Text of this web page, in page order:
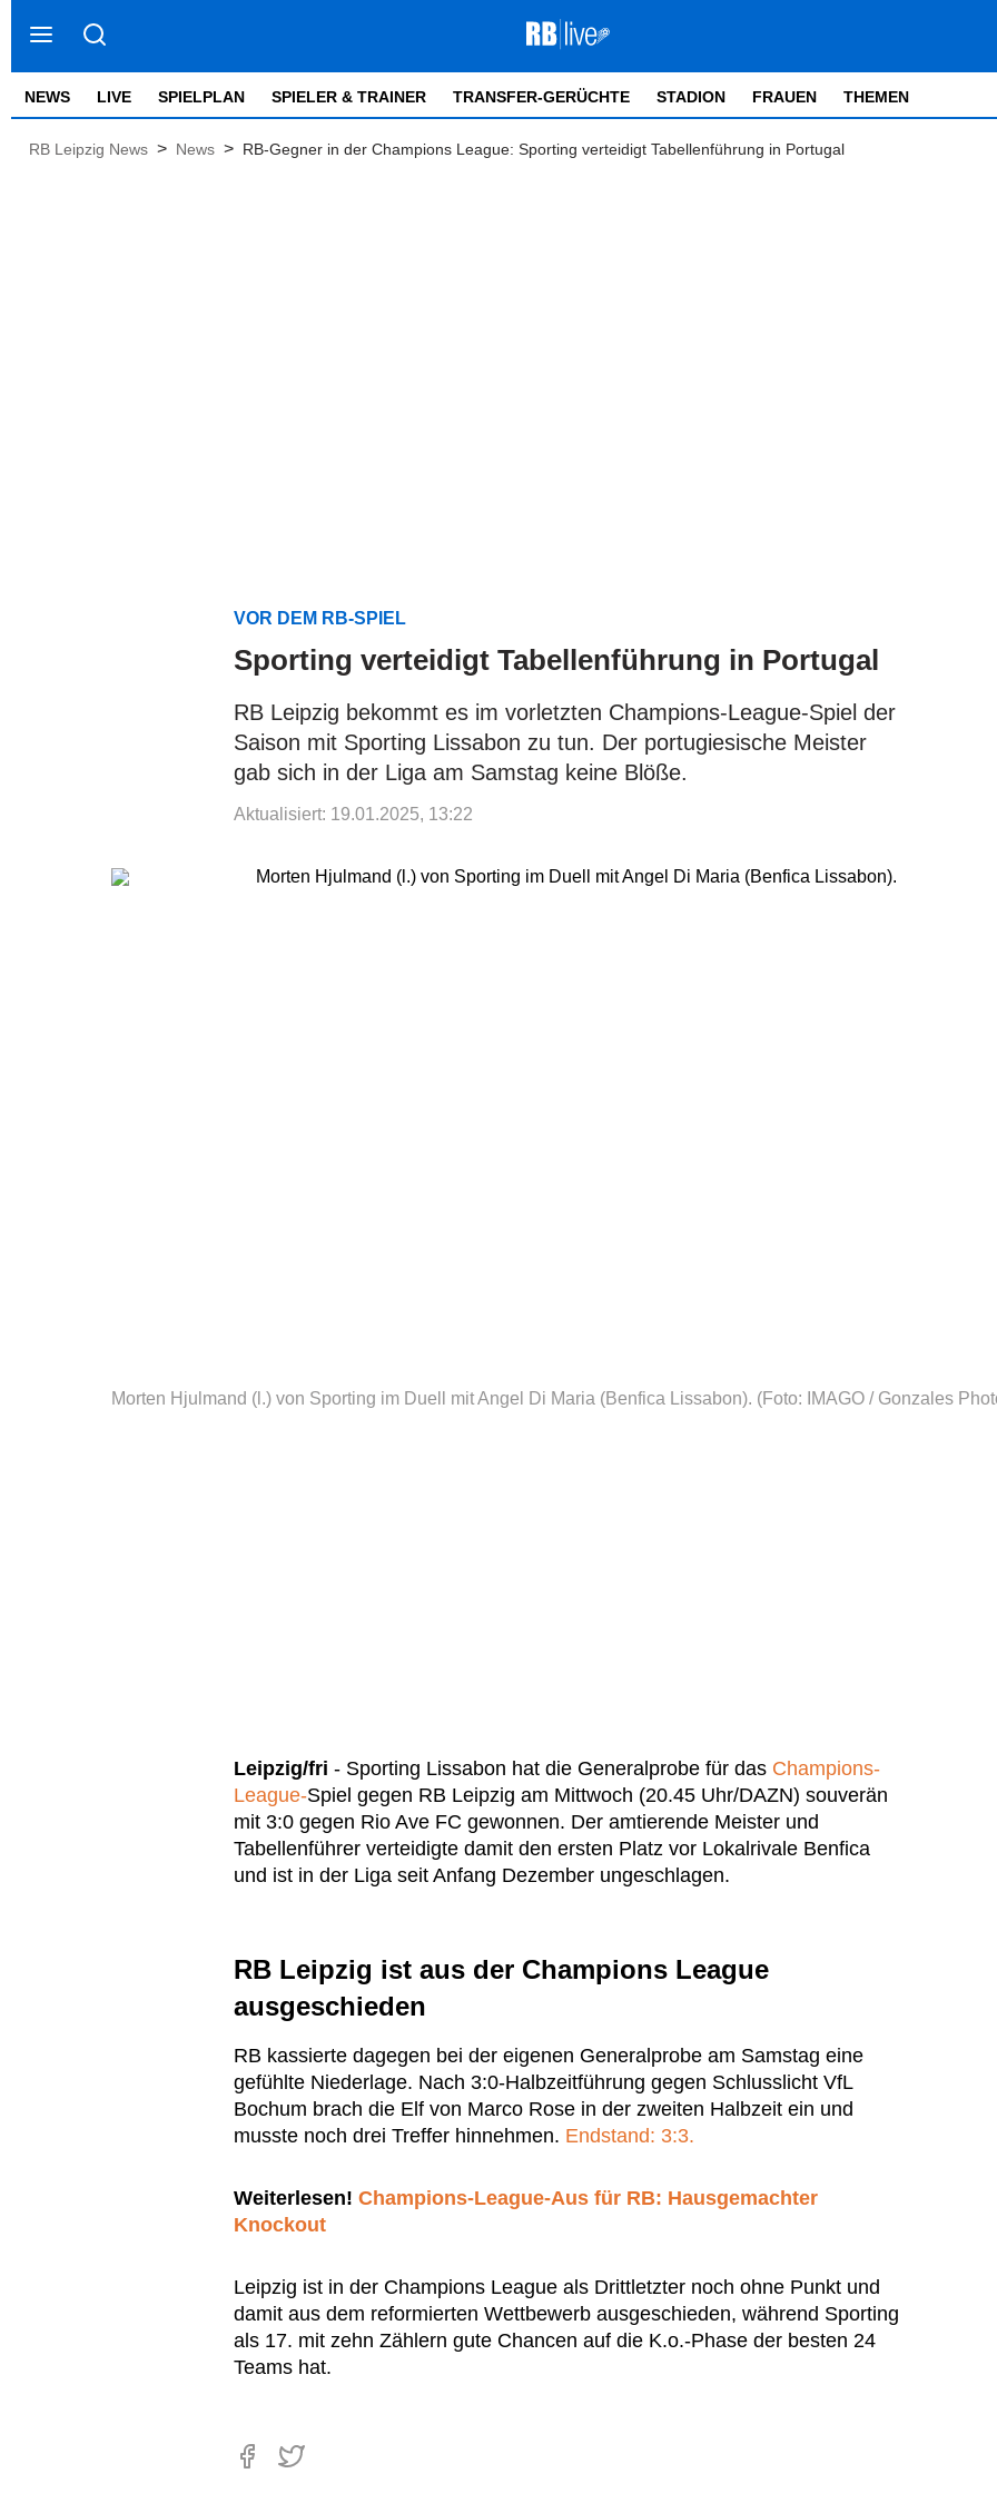
NEWS LIVE SPIELPLAN SPIELER & TRAINER TRANSFER-GERÜCHTE STADION FRAUEN THEMEN
RB Leipzig News > News > RB-Gegner in der Champions League: Sporting verteidigt Tabellenführung in Portugal
VOR DEM RB-SPIEL
Sporting verteidigt Tabellenführung in Portugal
RB Leipzig bekommt es im vorletzten Champions-League-Spiel der
Saison mit Sporting Lissabon zu tun. Der portugiesische Meister
gab sich in der Liga am Samstag keine Blöße.
Aktualisiert: 19.01.2025, 13:22
Morten Hjulmand (l.) von Sporting im Duell mit Angel Di Maria (Benfica Lissabon). (Foto: IMAGO / Gonzales
Leipzig/fri - Sporting Lissabon hat die Generalprobe für das Champions-
League-Spiel gegen RB Leipzig am Mittwoch (20.45 Uhr/DAZN) souverän
mit 3:0 gegen Rio Ave FC gewonnen. Der amtierende Meister und
Tabellenführer verteidigte damit den ersten Platz vor Lokalrivale Benfica
und ist in der Liga seit Anfang Dezember ungeschlagen.
RB Leipzig ist aus der Champions League
ausgeschieden
RB kassierte dagegen bei der eigenen Generalprobe am Samstag eine
gefühlte Niederlage. Nach 3:0-Halbzeitführung gegen Schlusslicht VfL
Bochum brach die Elf von Marco Rose in der zweiten Halbzeit ein und
musste noch drei Treffer hinnehmen. Endstand: 3:3.
Weiterlesen! Champions-League-Aus für RB: Hausgemachter
Knockout
Leipzig ist in der Champions League als Drittletzter noch ohne Punkt und
damit aus dem reformierten Wettbewerb ausgeschieden, während Sporting
als 17. mit zehn Zählern gute Chancen auf die K.o.-Phase der besten 24
Teams hat.